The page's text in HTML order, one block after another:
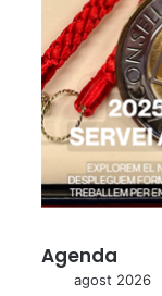
Agenda
agost 2026